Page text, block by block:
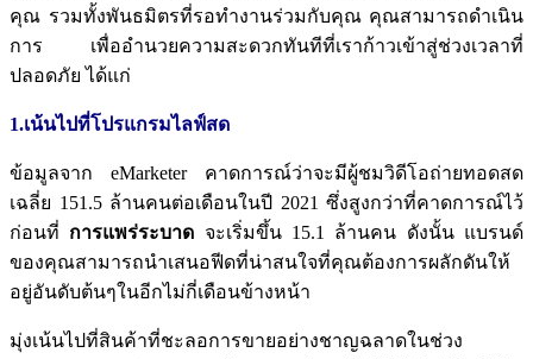
คุณ รวมทั้งพันธมิตรที่รอทำงานร่วมกับคุณ คุณสามารถดำเนิน
การ เพื่ออำนวยความสะดวกทันทีที่เราก้าวเข้าสู่ช่วงเวลาที่
ปลอดภัย ได้แก่
1.เน้นไปที่โปรแกรมไลฟ์สด
ข้อมูลจาก eMarketer คาดการณ์ว่าจะมีผู้ชมวิดีโอถ่ายทอดสด
เฉลี่ย 151.5 ล้านคนต่อเดือนในปี 2021 ซึ่งสูงกว่าที่คาดการณ์ไว้
ก่อนที่ การแพร่ระบาด จะเริ่มขึ้น15.1 ล้านคน ดังนั้น แบรนด์
ของคุณสามารถนำเสนอฟีดที่น่าสนใจที่คุณต้องการผลักดันให้
อยู่อันดับต้นๆในอีกไม่กี่เดือนข้างหน้า
มุ่งเน้นไปที่สินค้าที่ชะลอการขายอย่างชาญฉลาดในช่วง